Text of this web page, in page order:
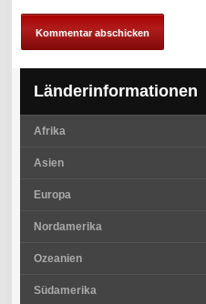
Länderinformationen
Afrika
Asien
Europa
Nordamerika
Ozeanien
Südamerika